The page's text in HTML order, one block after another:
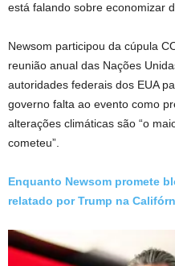
está falando sobre economizar
Newsom participou da cúpula
reunião anual das Nações
autoridades federais dos EUA
governo falta ao evento como
alterações climáticas são “o
cometeu”.
Enquanto Newsom promete
relatado por Trump na